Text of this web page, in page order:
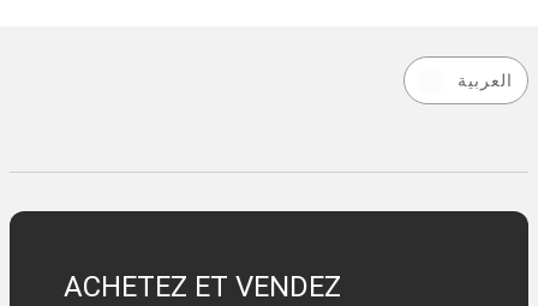
العربية
ACHETEZ ET VENDEZ